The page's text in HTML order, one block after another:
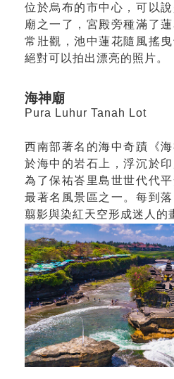
位於烏布的市中心，可以
廟之一了，宮殿旁種滿了
常壯觀，池中蓮花隨風搖
絕對可以拍出漂亮的照片。
海神廟
Pura Luhur Tanah Lot
西南部著名的海中奇蹟《
於海中的岩石上，浮沉於
為了保祐峇里島世世代代
最著名風景區之一。每到
翦影與染紅天空形成迷人的